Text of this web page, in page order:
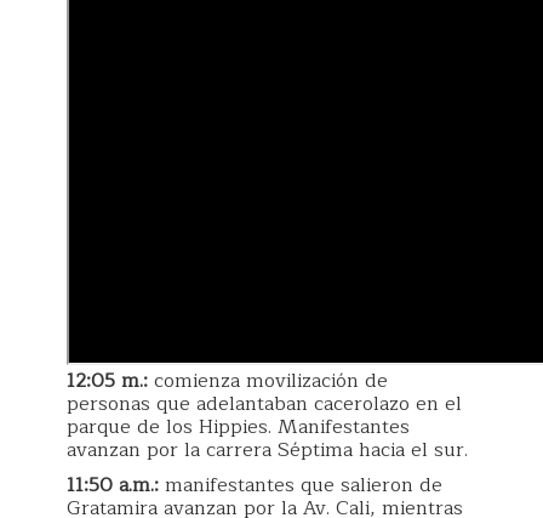
12:05 m.:comienza movilización de
personas que adelantaban cacerolazo en el
parque de los Hippies. Manifestantes
avanzan por la carrera Séptima hacia el sur.
11:50 a.m.:manifestantes que salieron de
Gratamira avanzan por la Av. Cali, mientras